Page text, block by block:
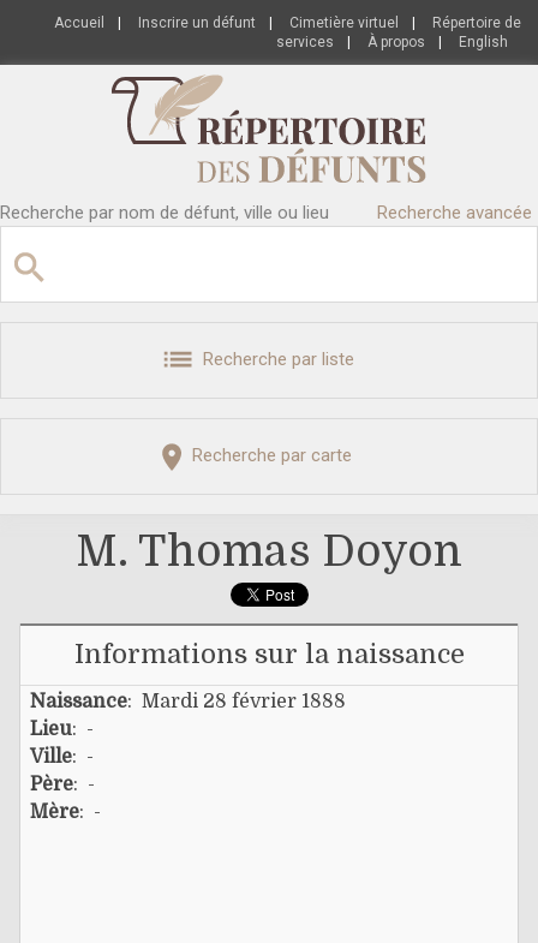
Accueil Inscrire un défunt Cimetière virtuel
Répertoire de
services
À propos English
Recherche par nom de défunt, ville ou lieu Recherche avancée
Recherche par liste
Recherche par carte
M. Thomas Doyon
Informations sur la naissance
Naissance: Mardi 28 février 1888
Lieu: -
Ville: -
Père: -
Mère: -